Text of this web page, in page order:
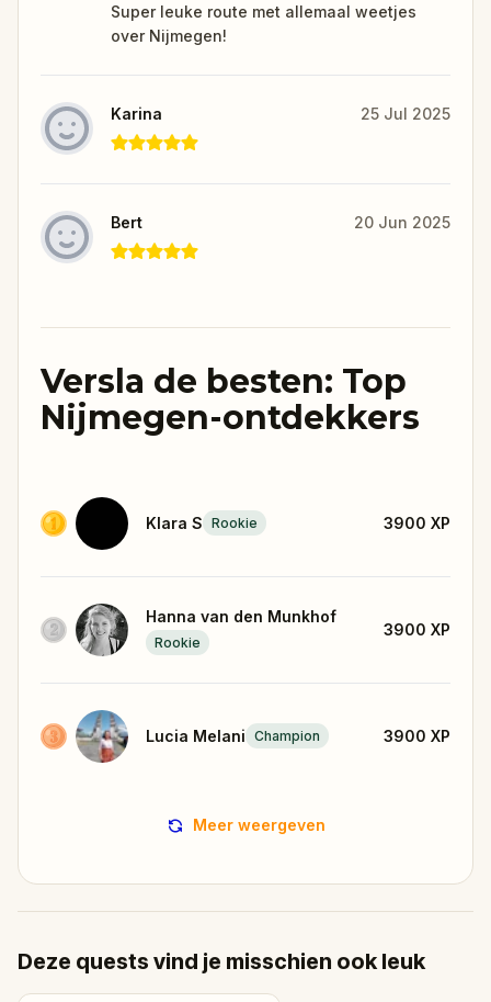
Super leuke route met allemaal weetjes
over Nijmegen!
Karina 25 Jul 2025
Bert 20 Jun 2025
Versla de besten: Top
Nijmegen-ontdekkers
Klara S Rookie 3900 XP
Hanna van den Munkhof
Rookie
3900 XP
Lucia Melani Champion 3900 XP
Meer weergeven
Deze quests vind je misschien ook leuk